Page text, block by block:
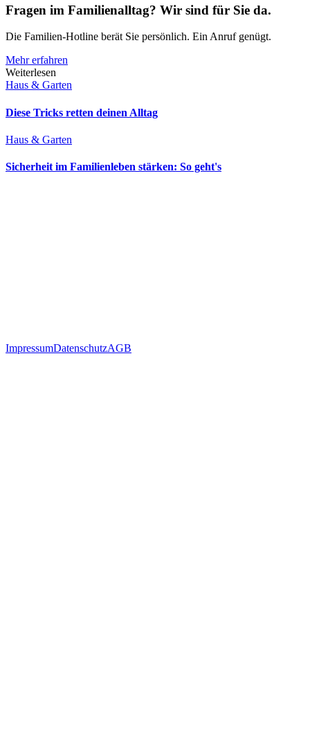
Fragen im Familienalltag? Wir sind für Sie da.
Die Familien-Hotline berät Sie persönlich. Ein Anruf genügt.
Mehr erfahren
Weiterlesen
Haus & Garten
Diese Tricks retten deinen Alltag
Haus & Garten
Sicherheit im Familienleben stärken: So geht's
ImpressumDatenschutzAGB